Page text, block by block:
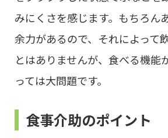
みにくさを感じます。もちろん
余力があるので、それによって
とはありませんが、食べる機能
っては大問題です。
食事介助のポイント